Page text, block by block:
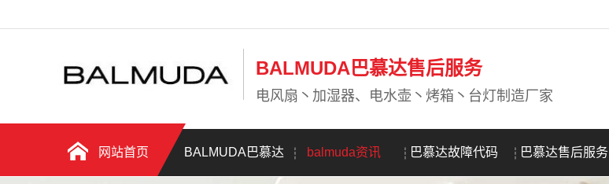
BALMUDA巴慕达售后服务
电风扇丶加湿器、电水壶丶烤箱丶台灯制造厂家
网站首页 BALMUDA巴慕达 balmuda资讯 巴慕达故障代码 巴慕达售后服务